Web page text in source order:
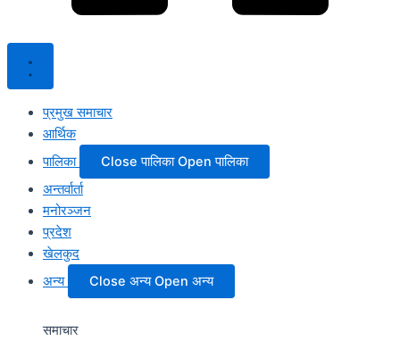
प्रमुख समाचार
आर्थिक
पालिका
Close पालिका Open पालिका
अन्तर्वार्ता
मनोरञ्जन
प्रदेश
खेलकुद
अन्य
Close अन्य Open अन्य
समाचार